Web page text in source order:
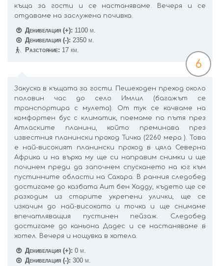
къща за гости и се настаняваме. Вечеря и се
отдаваме на заслужена почивка.
Денивелация (+): 1100 м.
Денивелация (-): 2350 м.
Разстояние: 17 км.
6
Закуска в къщата за гости. Пешеходен преход около
половин час до село Имлил (багажът се
транспортира с мулета). От тук се качваме на
комфортен бус с климатик, поемаме по пътя през
Атласките планини, който преминава през
известния планински проход Тичка (2260 мера ). Това
е най-високият планински проход в цяла Северна
Африка и на върха му ще си направим снимки и ще
починем преди да започнем спускането на юг към
пустинните области на Сахара. В ранния следобед
достигаме до казбата Аит бен Хадду, където ще се
разходим из старите укрепени улички, ще се
изкачим до най-високата и точка и ще снимаме
впечатляващия пустинен пейзаж. Следобед
достигаме до каньона Дадес и се настаняваме в
хотел. Вечеря и нощувка в хотела.
Денивелация (+): 0 м.
Денивелация (-): 300 м.